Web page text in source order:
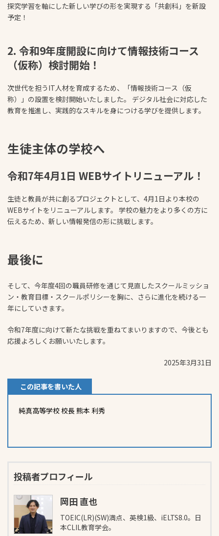
探究学習を軸にした新しい学びの形を実現する「共創科」を新設
予定！
2. 令和9年度開設に向けて情報技術コース
（仮称）検討開始！
次世代を担うIT人材を育成するため、「情報技術コース（仮
称）」の設置を検討開始いたしました。 デジタル社会に対応した
教育を推進し、実践的なスキルを身につける学びを提供します。
生徒主体の学校へ
令和7年4月1日 WEBサイトリニューアル！
生徒と教員が共に創るプロジェクトとして、4月1日より本校の
WEBサイトをリニューアルします。 学校の魅力をより多くの方に
伝えるため、新しい情報発信の形に挑戦します。
最後に
そして、今年度4回の職員研修を通じて見直したスクールミッショ
ン・教育目標・スクールポリシーを胸に、さらに進化を続ける一
年にしていきます。
令和7年度に向けて新たな挑戦を重ねてまいりますので、今後とも
応援よろしくお願いいたします。
2025年3月31日
この記事を書いた人
純真高等学校 校長 熊本 利秀
投稿者プロフィール
岡田 直也
TOEIC(LR)(SW)満点、英検1級、iELTS8.0。日
本CLIL教育学会。